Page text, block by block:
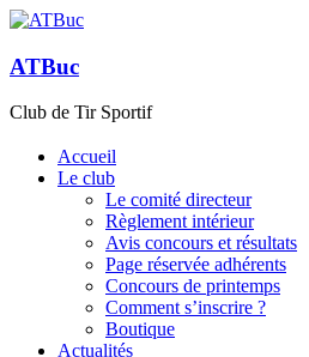
Skip
content
ATBuc
Club de Tir Sportif
Accueil
Le club
Le comité directeur
Règlement intérieur
Avis concours et résultats
Page réservée adhérents
Concours de printemps
Comment s’inscrire ?
Boutique
Actualités